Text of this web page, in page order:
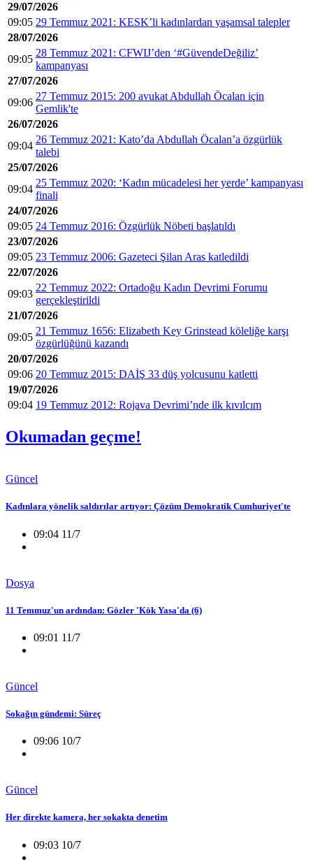
29/07/2026
09:05 29 Temmuz 2021: KESK’li kadınlardan yaşamsal talepler
28/07/2026
09:05
28 Temmuz 2021: CFWIJ’den ‘#GüvendeDeğiliz’
kampanyası
27/07/2026
09:06
27 Temmuz 2015: 200 avukat Abdullah Öcalan için
Gemlik'te
26/07/2026
09:04
26 Temmuz 2021: Kato’da Abdullah Öcalan’a özgürlük
talebi
25/07/2026
09:04
25 Temmuz 2020: ‘Kadın mücadelesi her yerde’ kampanyası
finali
24/07/2026
09:05 24 Temmuz 2016: Özgürlük Nöbeti başlatıldı
23/07/2026
09:05 23 Temmuz 2006: Gazeteci Şilan Aras katledildi
22/07/2026
09:03
22 Temmuz 2022: Ortadoğu Kadın Devrimi Forumu
gerçekleştirildi
21/07/2026
09:05
21 Temmuz 1656: Elizabeth Key Grinstead köleliğe karşı
özgürlüğünü kazandı
20/07/2026
09:06 20 Temmuz 2015: DAİŞ 33 düş yolcusunu katletti
19/07/2026
09:04 19 Temmuz 2012: Rojava Devrimi’nde ilk kıvılcım
Okumadan geçme!
Güncel
Kadınlara yönelik saldırılar artıyor: Çözüm Demokratik Cumhuriyet'te
09:04 11/7
Dosya
11 Temmuz'un ardından: Gözler 'Kök Yasa'da (6)
09:01 11/7
Güncel
Sokağın gündemi: Süreç
09:06 10/7
Güncel
Her direkte kamera, her sokakta denetim
09:03 10/7